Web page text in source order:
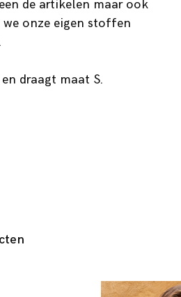
de artikelen maar ook
onze eigen stoffen
draagt maat S.